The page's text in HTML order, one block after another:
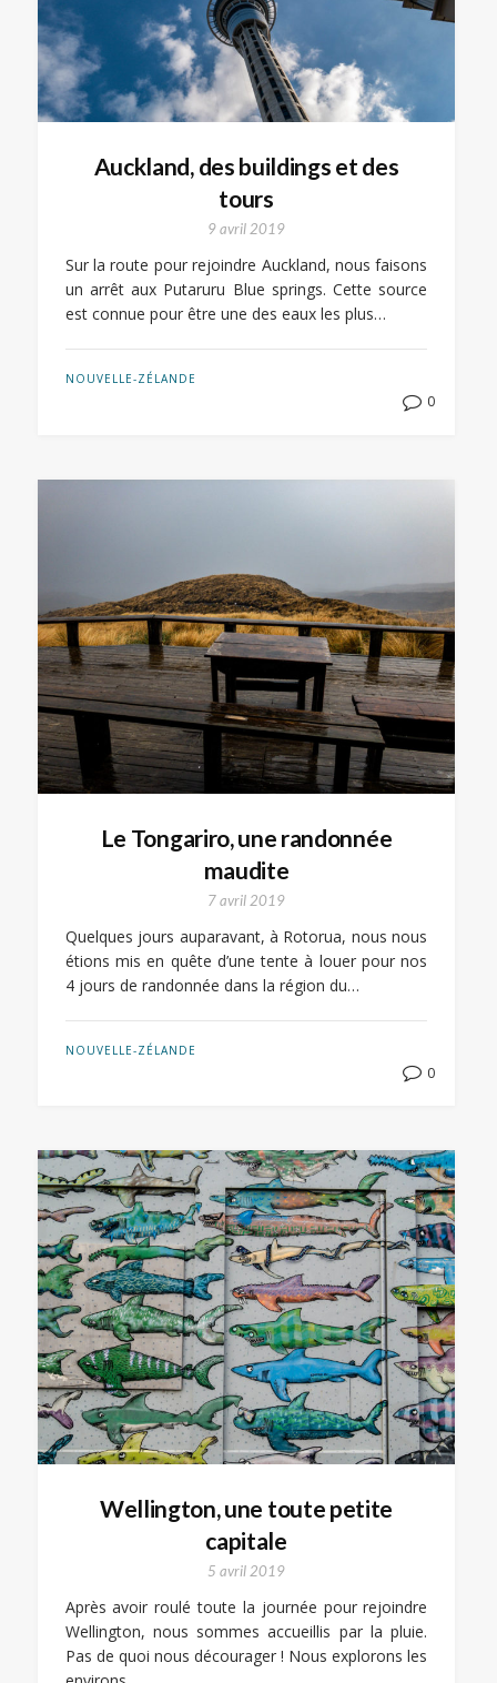
Auckland, des buildings et des
tours
9 avril 2019
Sur la route pour rejoindre Auckland, nous faisons
un arrêt aux Putaruru Blue springs. Cette source
est connue pour être une des eaux les plus…
NOUVELLE-ZÉLANDE
0
Le Tongariro, une randonnée
maudite
7 avril 2019
Quelques jours auparavant, à Rotorua, nous nous
étions mis en quête d’une tente à louer pour nos
4 jours de randonnée dans la région du…
NOUVELLE-ZÉLANDE
0
Wellington, une toute petite
capitale
5 avril 2019
Après avoir roulé toute la journée pour rejoindre
Wellington, nous sommes accueillis par la pluie.
Pas de quoi nous décourager ! Nous explorons les